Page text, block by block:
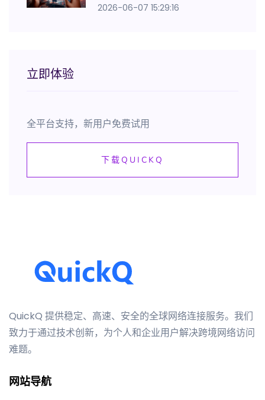
2026-06-07 15:29:16
立即体验
全平台支持，新用户免费试用
下载QUICKQ
QuickQ 提供稳定、高速、安全的全球网络连接服务。我们
致力于通过技术创新，为个人和企业用户解决跨境网络访问
难题。
网站导航